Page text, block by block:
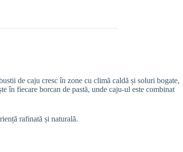
de caju cresc în zone cu climă caldă și soluri bogate,
în fiecare borcan de pastă, unde caju-ul este combinat
rafinată și naturală.